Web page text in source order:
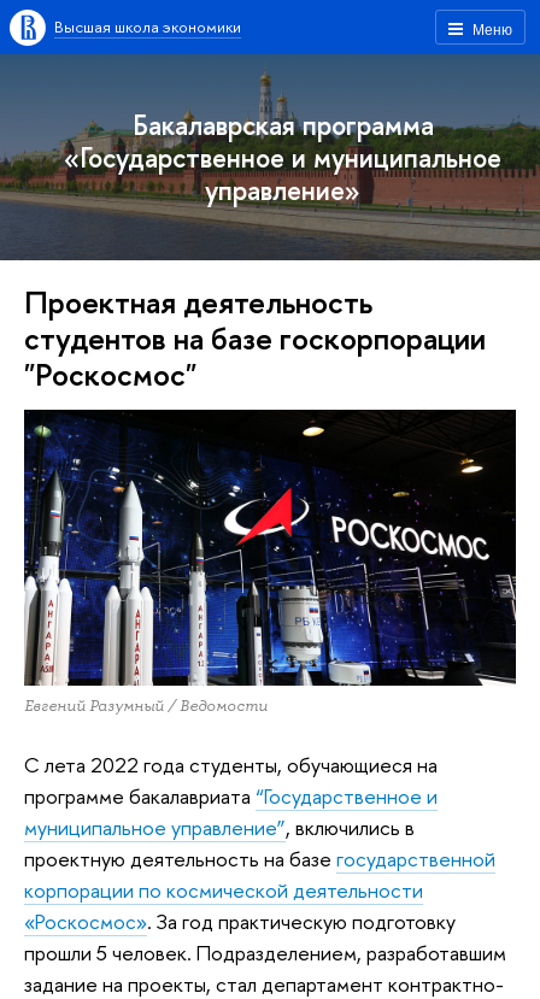
Меню
Высшая школа экономики
Бакалаврская программа
«Государственное и муниципальное
управление»
Проектная деятельность
студентов на базе госкорпорации
"Роскосмос"
Евгений Разумный / Ведомости
С лета 2022 года студенты, обучающиеся на
программе бакалавриата “Государственное и
муниципальное управление”, включились в
проектную деятельность на базе государственной
корпорации по космической деятельности
«Роскосмос». За год практическую подготовку
прошли 5 человек. Подразделением, разработавшим
задание на проекты, стал департамент контрактно-